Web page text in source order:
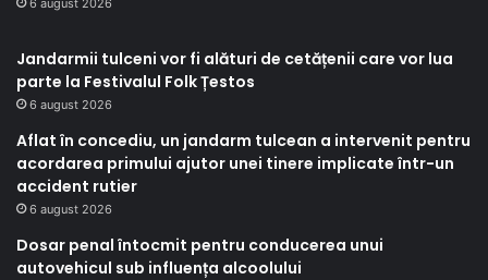
Jandarmii tulceni vor fi alături de cetățenii care vor lua
parte la Festivalul Folk Țestos
6 august 2026
Aflat în concediu, un jandarm tulcean a intervenit pentru
acordarea primului ajutor unei tinere implicate într-un
accident rutier
6 august 2026
Dosar penal întocmit pentru conducerea unui
autovehicul sub influența alcoolului